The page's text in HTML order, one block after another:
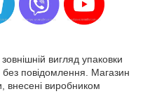
вигляд упаковки
повідомлення. Магазин
внесені виробником